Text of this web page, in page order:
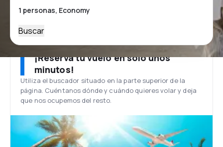
Buscar
¡Reserva tu vuelo en solo unos
minutos!
Utiliza el buscador situado en la parte superior de la
página. Cuéntanos dónde y cuándo quieres volar y deja
que nos ocupemos del resto.